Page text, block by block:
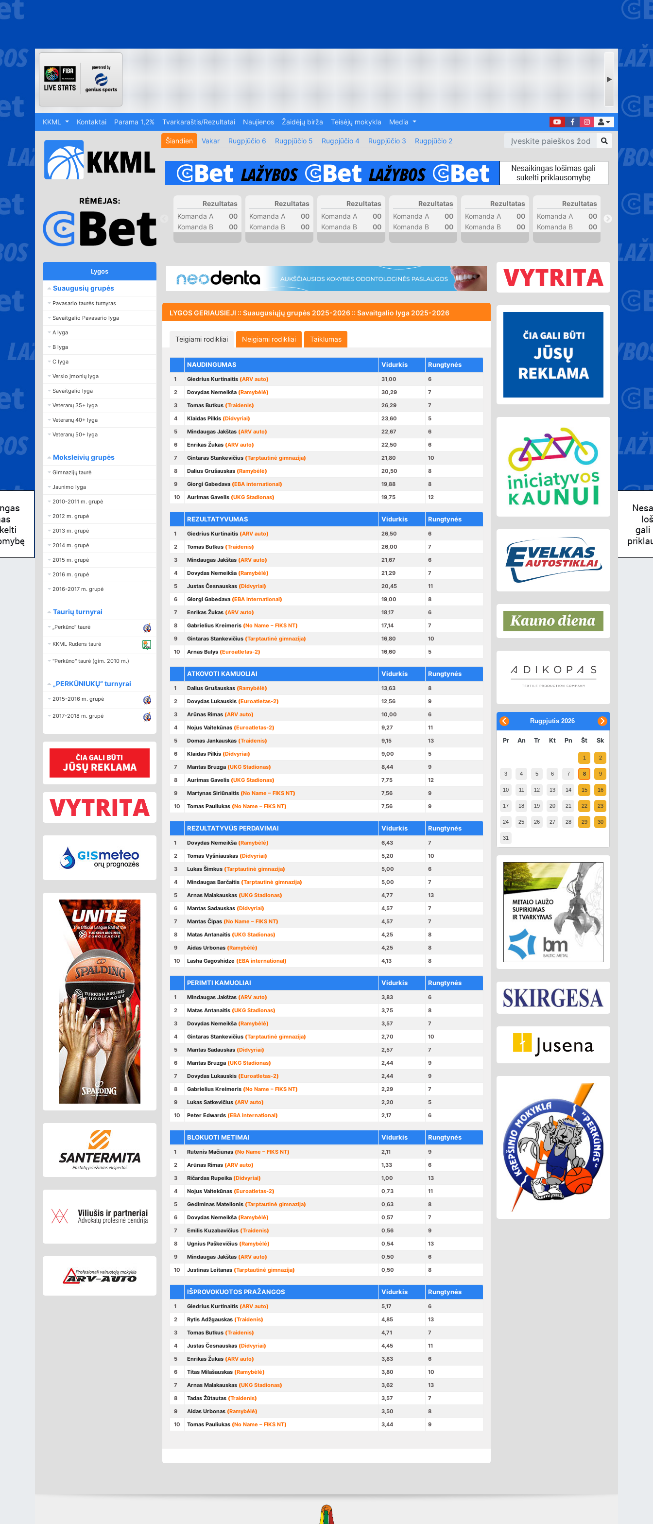
KKML Kontaktai Parama 1,2% Tvarkaraštis/Rezultatai Naujienos Žaidėjų birža Teisėjų mokykla Media
Šiandien Vakar Rugpjūčio 6 Rugpjūčio 5 Rugpjūčio 4 Rugpjūčio 3 Rugpjūčio 2
Rezultatas
00
Komanda A
00
Komanda B
Rezultatas
00
Komanda A
00
Komanda B
Rezultatas
00
Komanda A
00
Komanda B
Rezultatas
00
Komanda A
00
Komanda B
Rezultatas
00
Komanda A
00
Komanda B
Rezultatas
00
Komanda A
00
Komanda B
Komanda A
Lygos
Suaugusių grupės
Pavasario taurės turnyras
Savaitgalio Pavasario lyga
A lyga
B lyga
C lyga
Verslo įmonių lyga
Savaitgalio lyga
Veteranų 35+ lyga
Veteranų 40+ lyga
Veteranų 50+ lyga
Moksleivių grupės
Gimnazijų taurė
Jaunimo lyga
2010-2011 m. grupė
2012 m. grupė
2013 m. grupė
2014 m. grupė
2015 m. grupė
2016 m. grupė
2016-2017 m. grupė
Taurių turnyrai
„Perkūno“ taurė
KKML Rudens taurė
"Perkūno" taurė (gim. 2010 m.)
„PERKŪNIUKŲ“ turnyrai
2015-2016 m. grupė
2017-2018 m. grupė
LYGOS GERIAUSIEJI :: Suaugusiųjų grupės 2025-2026 :: Savaitgalio lyga2025-2026
Teigiami rodikliai Neigiami rodikliai Taiklumas
NAUDINGUMAS Vidurkis Rungtynės
1 Giedrius Kurtinaitis (ARV auto) 31,00
6
2
Dovydas Nemeikša (Ramybėlė) 30,29
7
3
Tomas Butkus (Traidenis) 26,29
7
4
Klaidas Pilkis (Didvyriai) 23,60
5
5
Mindaugas Jakštas (ARV auto) 22,67
6
6
Enrikas Žukas (ARV auto) 22,50
6
7
Gintaras Stankevičius (Tarptautinė gimnazija) 21,80
10
8
Dalius Grušauskas (Ramybėlė) 20,50
8
9
Giorgi Gabedava (EBA international) 19,88
8
10
Aurimas Gavelis (UKG Stadionas) 19,75 12
REZULTATYVUMAS Vidurkis Rungtynės
1 Giedrius Kurtinaitis (ARV auto) 26,50
6
2
Tomas Butkus (Traidenis) 26,00
7
3
Mindaugas Jakštas (ARV auto) 21,67
6
4
Dovydas Nemeikša (Ramybėlė) 21,29
7
5
Justas Česnauskas (Didvyriai) 20,45
11
6
Giorgi Gabedava (EBA international) 19,00
8
7
Enrikas Žukas (ARV auto) 18,17
6
8
Gabrielius Kreimeris (No Name – FIKS NT) 17,14
7
9
Gintaras Stankevičius (Tarptautinė gimnazija) 16,80
10
10
Arnas Bulys (Euroatletas-2) 16,60 5
ATKOVOTI KAMUOLIAI Vidurkis Rungtynės
1 Dalius Grušauskas (Ramybėlė) 13,63
8
2
Dovydas Lukauskis (Euroatletas-2) 12,56
9
3
Arūnas Rimas (ARV auto) 10,00
6
4
Nojus Vaitekūnas (Euroatletas-2) 9,27
11
5
Domas Jankauskas (Traidenis) 9,15
13
6
Klaidas Pilkis (Didvyriai) 9,00
5
7
Mantas Bruzga (UKG Stadionas) 8,44
9
8
Aurimas Gavelis (UKG Stadionas) 7,75
12
9
Martynas Siriūnaitis (No Name – FIKS NT) 7,56
9
10
Tomas Pauliukas (No Name – FIKS NT) 7,56 9
REZULTATYVŪS PERDAVIMAI Vidurkis Rungtynės
1 Dovydas Nemeikša (Ramybėlė) 6,43
7
2
Tomas Vyšniauskas (Didvyriai) 5,20
10
3
Lukas Šimkus (Tarptautinė gimnazija) 5,00
6
4
Mindaugas Barčaitis (Tarptautinė gimnazija) 5,00
7
5
Arnas Malakauskas (UKG Stadionas) 4,77
13
6
Mantas Sadauskas (Didvyriai) 4,57
7
7
Mantas Čipas (No Name – FIKS NT) 4,57
7
8
Matas Antanaitis (UKG Stadionas) 4,25
8
9
Aidas Urbonas (Ramybėlė) 4,25
8
10
Lasha Gagoshidze (EBA international) 4,13 8
PERIMTI KAMUOLIAI Vidurkis Rungtynės
1 Mindaugas Jakštas (ARV auto) 3,83
6
2
Matas Antanaitis (UKG Stadionas) 3,75
8
3
Dovydas Nemeikša (Ramybėlė) 3,57
7
4
Gintaras Stankevičius (Tarptautinė gimnazija) 2,70
10
5
Mantas Sadauskas (Didvyriai) 2,57
7
6
Mantas Bruzga (UKG Stadionas) 2,44
9
7
Dovydas Lukauskis (Euroatletas-2) 2,44
9
8
Gabrielius Kreimeris (No Name – FIKS NT) 2,29
7
9
Lukas Satkevičius (ARV auto) 2,20
5
10
Peter Edwards (EBA international) 2,17 6
BLOKUOTI METIMAI Vidurkis Rungtynės
1 Rūtenis Mačiūnas (No Name – FIKS NT) 2,11
9
2
Arūnas Rimas (ARV auto) 1,33
6
3
Ričardas Rupeika (Didvyriai) 1,00
13
4
Nojus Vaitekūnas (Euroatletas-2) 0,73
11
5
Gediminas Matelionis (Tarptautinė gimnazija) 0,63
8
6
Dovydas Nemeikša (Ramybėlė) 0,57
7
7
Emilis Kuzabavičius (Traidenis) 0,56
9
8
Ugnius Paškevičius (Ramybėlė) 0,54
13
9
Mindaugas Jakštas (ARV auto) 0,50
6
10
Justinas Leitanas (Tarptautinė gimnazija) 0,50 8
IŠPROVOKUOTOS PRAŽANGOS Vidurkis Rungtynės
1 Giedrius Kurtinaitis (ARV auto) 5,17
6
2
Rytis Adžgauskas (Traidenis) 4,85
13
3
Tomas Butkus (Traidenis) 4,71
7
4
Justas Česnauskas (Didvyriai) 4,45
11
5
Enrikas Žukas (ARV auto) 3,83
6
6
Titas Milašauskas (Ramybėlė) 3,80
10
7
Arnas Malakauskas (UKG Stadionas) 3,62
13
8
Tadas Žūtautas (Traidenis) 3,57
7
9
Aidas Urbonas (Ramybėlė) 3,50
8
10
Tomas Pauliukas (No Name – FIKS NT) 3,44 9
Rugpjūtis 2026
Pr An Tr Kt Pn Št Sk
1 2
3 4 5 6 7 8 9
10 11 12 13 14 15 16
17 18 19 20 21 22 23
24 25 26 27 28 29 30
31